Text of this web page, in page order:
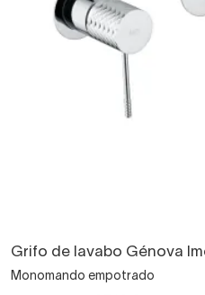
Grifo de lavabo Génova
Monomando empotrado